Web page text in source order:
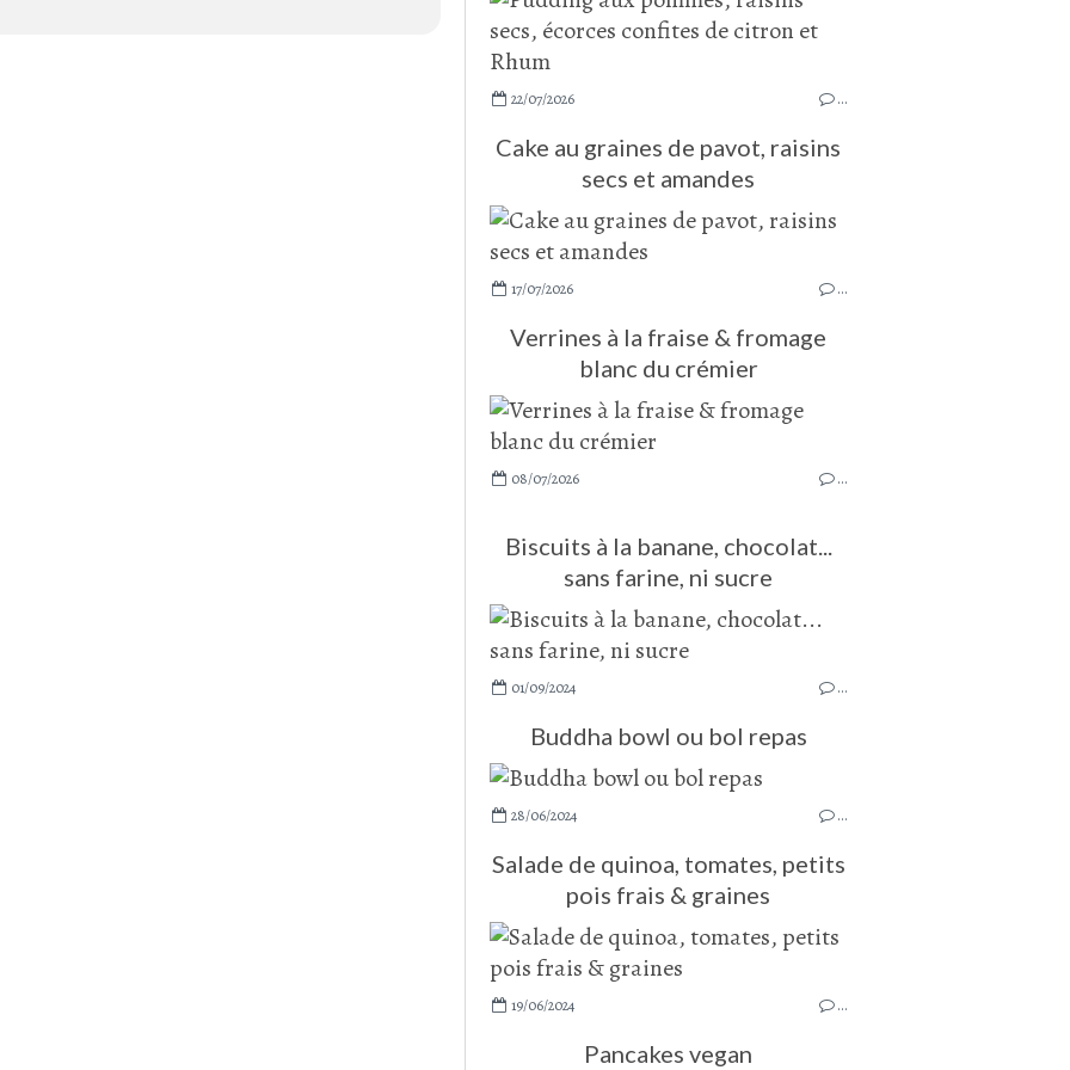
22/07/2026 …
Cake au graines de pavot, raisins
secs et amandes
17/07/2026 …
Verrines à la fraise & fromage
blanc du crémier
08/07/2026 …
Biscuits à la banane, chocolat...
sans farine, ni sucre
01/09/2024 …
Buddha bowl ou bol repas
28/06/2024 …
Salade de quinoa, tomates, petits
pois frais & graines
19/06/2024 …
Pancakes vegan